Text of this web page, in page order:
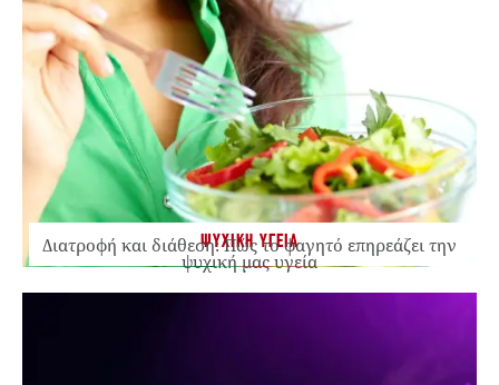
ΨΥΧΙΚΗ ΥΓΕΙΑ
Διατροφή και διάθεση: Πώς το φαγητό επηρεάζει την
ψυχική μας υγεία